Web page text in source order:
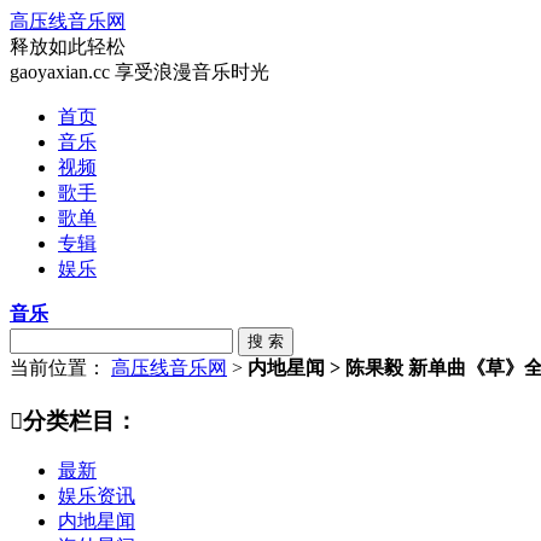
高压线音乐网
释放如此轻松
gaoyaxian.cc 享受浪漫音乐时光
首页
音乐
视频
歌手
歌单
专辑
娱乐
音乐
搜 索
当前位置： 高压线音乐网 > 内地星闻 > 陈果毅 新单曲《草》
分类栏目：
最新
娱乐资讯
内地星闻